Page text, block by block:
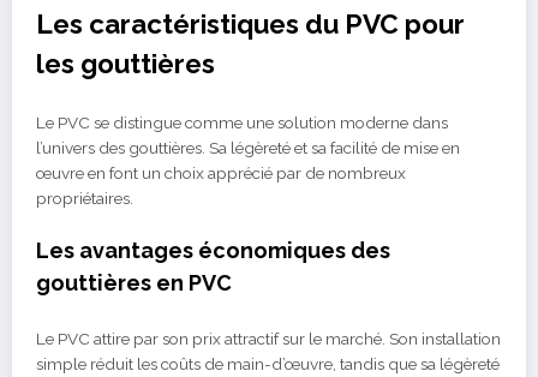
Les caractéristiques du PVC pour
les gouttières
Le PVC se distingue comme une solution moderne dans
l’univers des gouttières. Sa légèreté et sa facilité de mise en
œuvre en font un choix apprécié par de nombreux
propriétaires.
Les avantages économiques des
gouttières en PVC
Le PVC attire par son prix attractif sur le marché. Son installation
simple réduit les coûts de main-d’œuvre, tandis que sa légèreté